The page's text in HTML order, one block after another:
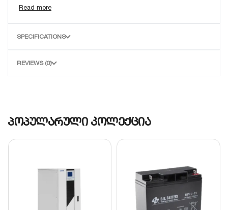
გათიშვისას.
სუფთა სინუსოიდურ გამომავალ სიგნალს და
უზრუნველყოფს მრავალსაათიან მუშაობას.
DC სისტემა:მუშაობს 36V ძაბვაზე (საჭიროებს
აღჭურვილია LCD
დისპლეით, RS-232 პორტით და სპეციალური
დისტანციური მართვისთვის.
ინტელექტუალური დაცვა:
სრული დაცვა
SPECIFICATIONS
REVIEWS (0)
პოპულარული კოლექცია